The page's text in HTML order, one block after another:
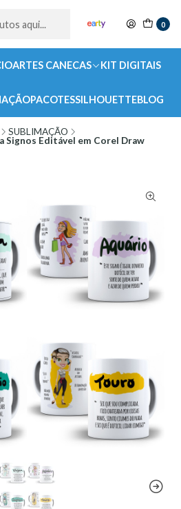
0
ARTES CANECAS KIT DIGITAIS
PACOTESSILHOUETTEBLOG
SUBLIMAÇÃO
Signos Editável em Corel Draw